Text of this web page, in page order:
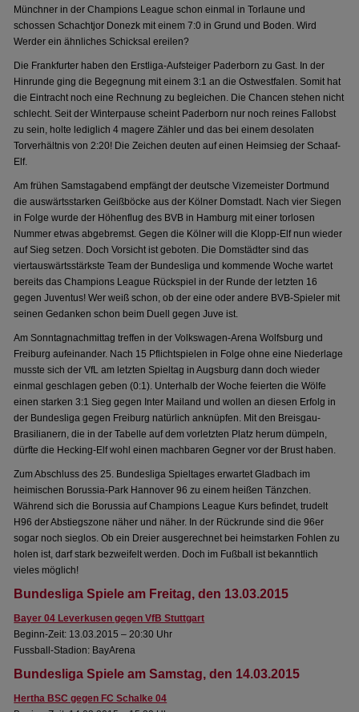
Münchner in der Champions League schon einmal in Torlaune und
schossen Schachtjor Donezk mit einem 7:0 in Grund und Boden. Wird
Werder ein ähnliches Schicksal ereilen?
Die Frankfurter haben den Erstliga-Aufsteiger Paderborn zu Gast. In der
Hinrunde ging die Begegnung mit einem 3:1 an die Ostwestfalen. Somit hat
die Eintracht noch eine Rechnung zu begleichen. Die Chancen stehen nicht
schlecht. Seit der Winterpause scheint Paderborn nur noch reines Fallobst
zu sein, holte lediglich 4 magere Zähler und das bei einem desolaten
Torverhältnis von 2:20! Die Zeichen deuten auf einen Heimsieg der Schaaf-
Elf.
Am frühen Samstagabend empfängt der deutsche Vizemeister Dortmund
die auswärtsstarken Geißböcke aus der Kölner Domstadt. Nach vier Siegen
in Folge wurde der Höhenflug des BVB in Hamburg mit einer torlosen
Nummer etwas abgebremst. Gegen die Kölner will die Klopp-Elf nun wieder
auf Sieg setzen. Doch Vorsicht ist geboten. Die Domstädter sind das
viertauswärtsstärkste Team der Bundesliga und kommende Woche wartet
bereits das Champions League Rückspiel in der Runde der letzten 16
gegen Juventus! Wer weiß schon, ob der eine oder andere BVB-Spieler mit
seinen Gedanken schon beim Duell gegen Juve ist.
Am Sonntagnachmittag treffen in der Volkswagen-Arena Wolfsburg und
Freiburg aufeinander. Nach 15 Pflichtspielen in Folge ohne eine Niederlage
musste sich der VfL am letzten Spieltag in Augsburg dann doch wieder
einmal geschlagen geben (0:1). Unterhalb der Woche feierten die Wölfe
einen starken 3:1 Sieg gegen Inter Mailand und wollen an diesen Erfolg in
der Bundesliga gegen Freiburg natürlich anknüpfen. Mit den Breisgau-
Brasilianern, die in der Tabelle auf dem vorletzten Platz herum dümpeln,
dürfte die Hecking-Elf wohl einen machbaren Gegner vor der Brust haben.
Zum Abschluss des 25. Bundesliga Spieltages erwartet Gladbach im
heimischen Borussia-Park Hannover 96 zu einem heißen Tänzchen.
Während sich die Borussia auf Champions League Kurs befindet, trudelt
H96 der Abstiegszone näher und näher. In der Rückrunde sind die 96er
sogar noch sieglos. Ob ein Dreier ausgerechnet bei heimstarken Fohlen zu
holen ist, darf stark bezweifelt werden. Doch im Fußball ist bekanntlich
vieles möglich!
Bundesliga Spiele am Freitag, den 13.03.2015
Bayer 04 Leverkusen gegen VfB Stuttgart
Beginn-Zeit: 13.03.2015 – 20:30 Uhr
Fussball-Stadion: BayArena
Bundesliga Spiele am Samstag, den 14.03.2015
Hertha BSC gegen FC Schalke 04